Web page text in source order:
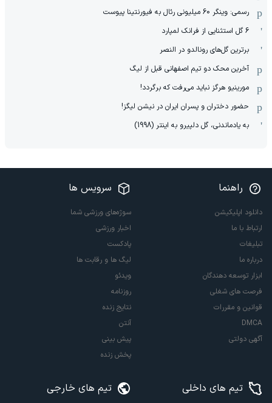
رسمی: وینگر 60 میلیونی رئال به فیورنتینا پیوست
6 گل استثنایی از فرانک لمپارد
برترین گل‌های رونالدو در النصر
آخرین محک دو تیم اصفهانی قبل از لیگ
مورینیو هرگز نباید می‌رفت که برگردد!
حضور دختران و پسران ایران در نیشن لیگز!
به یادماندنی، گل دلپیرو به اینتر (1998)
راهنما
دانلود اپلیکیشن
ارتباط با ما
تبلیغات
درباره ما
ابزار توسعه دهندگان
فرصت های شغلی
قوانین و مقررات
DMCA
آگهی دولتی
سرویس ها
سوژه‌های ورزشی شما
اخبار ورزشی
پادکست
لیگ ها و رقابت ها
ویدئو
روزنامه
نتایج زنده
آنتن
پیش بینی
پخش زنده
تیم های داخلی تیم های خارجی